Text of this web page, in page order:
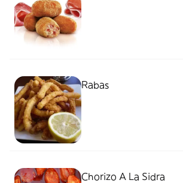
Rabas
Chorizo A La Sidra